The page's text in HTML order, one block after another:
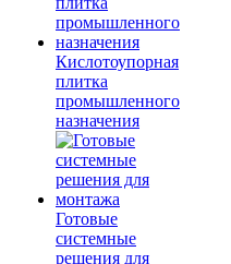
Кислотоупорная
плитка
промышленного
назначения
Готовые
системные
решения для